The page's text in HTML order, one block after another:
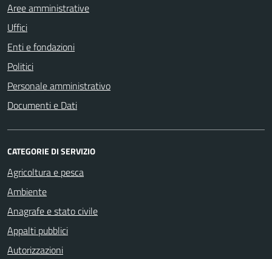
Aree amministrative
Uffici
Enti e fondazioni
Politici
Personale amministrativo
Documenti e Dati
CATEGORIE DI SERVIZIO
Agricoltura e pesca
Ambiente
Anagrafe e stato civile
Appalti pubblici
Autorizzazioni